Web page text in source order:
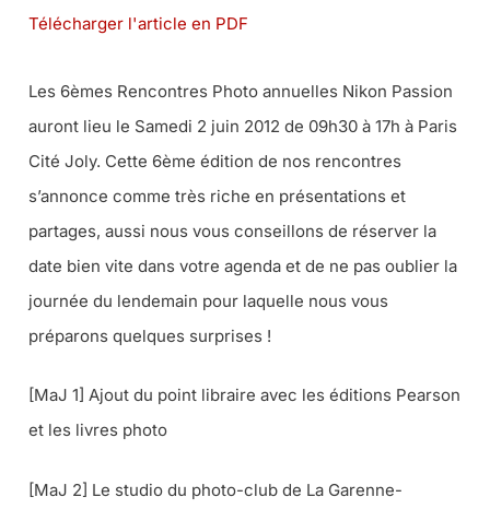
Télécharger l'article en PDF
Les 6èmes Rencontres Photo annuelles Nikon Passion
auront lieu le Samedi 2 juin 2012 de 09h30 à 17h à Paris
Cité Joly. Cette 6ème édition de nos rencontres
s’annonce comme très riche en présentations et
partages, aussi nous vous conseillons de réserver la
date bien vite dans votre agenda et de ne pas oublier la
journée du lendemain pour laquelle nous vous
préparons quelques surprises !
[MaJ 1] Ajout du point libraire avec les éditions Pearson
et les livres photo
[MaJ 2] Le studio du photo-club de La Garenne-